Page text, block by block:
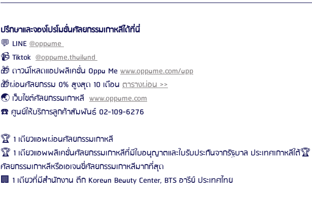
ปรึกษาและจองโปรโมชั่นศัลยกรรมเกาหลีได้ที่นี่
💬 LINE @oppame
📹 Tiktok @oppame.thailand
🎁 ดาวน์โหลดแอปพลิเคชั่น Oppa Me www.oppame.com/app
🎁ผ่อนศัลยกรรม 0% สูงสุด 10 เดือน ตารางผ่อน >>
🌏 เว็บไซต์ศัลยกรรมเกาหลี www.oppame.com
☎️ ศูนย์ให้บริการลูกค้าสัมพันธ์ 02-109-6276
🏆 1 เดียวแอพผ่อนศัลยกรรมเกาหลี
🏆 1 เดียวแอพพลิเคชั่นศัลยกรรมเกาหลีที่มีใบอนุญาตและใบรับประกันจากรัฐบาล ประเทศเกาหลีใต้
ศัลยกรรมเกาหลีหรือเอเจนซี่ศัลยกรรมเกาหลีมากที่สุด
🏢 1 เดียวที่มีสำนักงาน ตึก Korean Beauty Center, BTS อารีย์ ประเทศไทย